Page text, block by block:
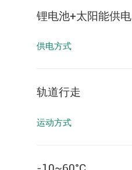
锂电池+太阳能供电
供电方式
轨道行走
运动方式